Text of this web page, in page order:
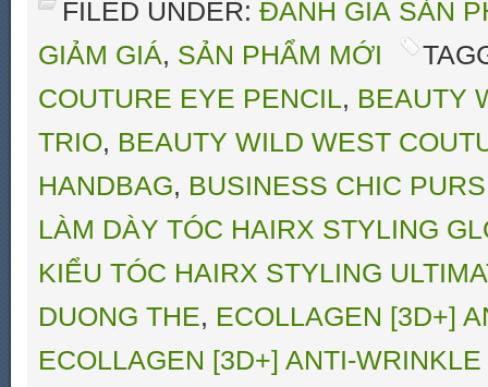
FILED UNDER: ĐÁNH GIÁ SẢN
GIẢM GIÁ, SẢN PHẨM MỚI
COUTURE EYE PENCIL, BEAUTY
TRIO, BEAUTY WILD WEST
HANDBAG, BUSINESS CHIC
LÀM DÀY TÓC HAIRX STYLING
KIỂU TÓC HAIRX STYLING
DUONG THE, ECOLLAGEN [3D+]
ECOLLAGEN [3D+] ANTI-